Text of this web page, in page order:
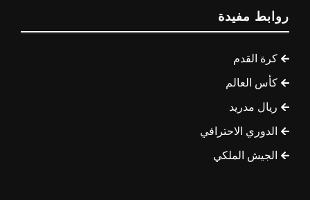
روابط مفيدة
كرة القدم
كأس العالم
ريال مدريد
الدوري الاحترافي
الجيش الملكي